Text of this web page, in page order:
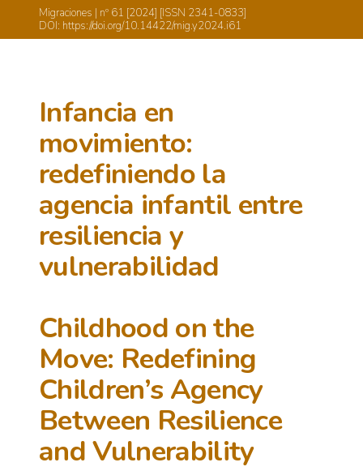
Migraciones | nº 61 [2024] [ISSN 2341-0833]
DOI: https://doi.org/10.14422/mig.y2024.i61
Infancia en
movimiento:
redefiniendo la
agencia infantil entre
resiliencia y
vulnerabilidad
Childhood on the
Move: Redefining
Children’s Agency
Between Resilience
and Vulnerability